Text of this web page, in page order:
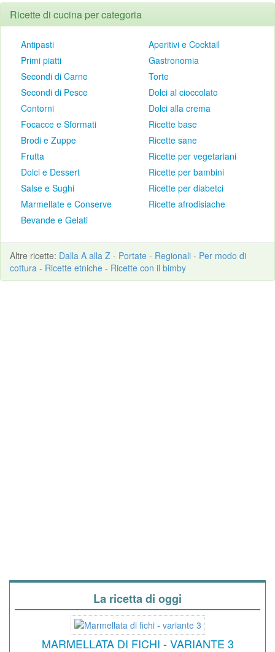
Ricette di cucina per categoria
Antipasti
Primi piatti
Secondi di Carne
Secondi di Pesce
Contorni
Focacce e Sformati
Brodi e Zuppe
Frutta
Dolci e Dessert
Salse e Sughi
Marmellate e Conserve
Bevande e Gelati
Aperitivi e Cocktail
Gastronomia
Torte
Dolci al cioccolato
Dolci alla crema
Ricette base
Ricette sane
Ricette per vegetariani
Ricette per bambini
Ricette per diabetci
Ricette afrodisiache
Altre ricette: Dalla A alla Z - Portate - Regionali - Per modo di
cottura - Ricette etniche - Ricette con il bimby
La ricetta di oggi
MARMELLATA DI FICHI - VARIANTE 3